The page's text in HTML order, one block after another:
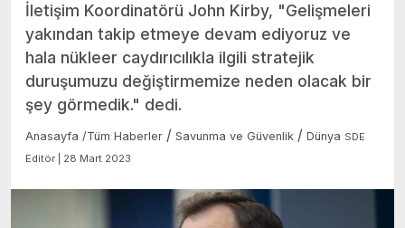
İletişim Koordinatörü John Kirby, "Gelişmeleri
yakından takip etmeye devam ediyoruz ve
hala nükleer caydırıcılıkla ilgili stratejik
duruşumuzu değiştirmemize neden olacak bir
şey görmedik." dedi.
Anasayfa /Tüm Haberler / Savunma ve Güvenlik / Dünya SDE
Editör | 28 Mart 2023